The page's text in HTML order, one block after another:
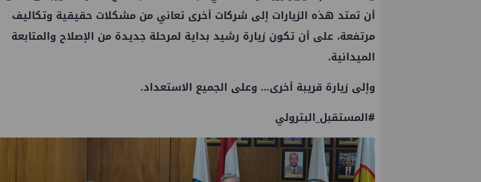
أن تمتد هذه الزيارات إلى شركات أخرى تعاني من مشكلات حقيقية وتكاليف
مرتفعة، على أن تكون زيارة رشيد بداية لمرحلة جديدة من الإصلاح والمتابعة
الميدانية.
وإلى زيارة قريبة أخرى… وعلى الجميع الاستعداد.
#المستقبل_البترولي